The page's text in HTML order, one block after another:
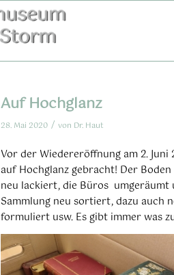
Auf Hochglanz
28. Mai 2020 / von Dr. Haut
Vor der Wiedereröffnung am 2.
auf Hochglanz gebracht! Der
neu lackiert, die Büros umgeräumt
Sammlung neu sortiert, dazu auch
formuliert usw. Es gibt immer was